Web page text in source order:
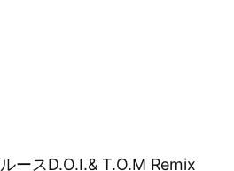
ースD.O.I.& T.O.M Remix